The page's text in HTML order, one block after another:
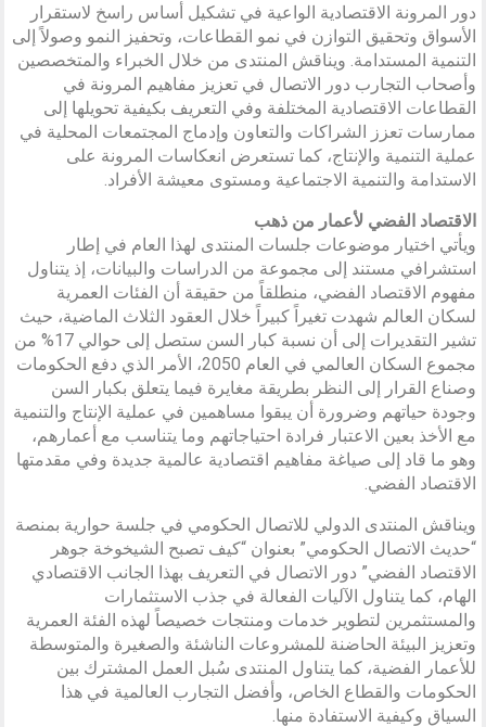
دور المرونة الاقتصادية الواعية في تشكيل أساس راسخ لاستقرار
الأسواق وتحقيق التوازن في نمو القطاعات، وتحفيز النمو وصولاً إلى
التنمية المستدامة. ويناقش المنتدى من خلال الخبراء والمتخصصين
وأصحاب التجارب دور الاتصال في تعزيز مفاهيم المرونة في
القطاعات الاقتصادية المختلفة وفي التعريف بكيفية تحويلها إلى
ممارسات تعزز الشراكات والتعاون وإدماج المجتمعات المحلية في
عملية التنمية والإنتاج، كما تستعرض انعكاسات المرونة على
الاستدامة والتنمية الاجتماعية ومستوى معيشة الأفراد.
الاقتصاد الفضي لأعمار من ذهب
ويأتي اختيار موضوعات جلسات المنتدى لهذا العام في إطار
استشرافي مستند إلى مجموعة من الدراسات والبيانات، إذ يتناول
مفهوم الاقتصاد الفضي، منطلقاً من حقيقة أن الفئات العمرية
لسكان العالم شهدت تغيراً كبيراً خلال العقود الثلاث الماضية، حيث
تشير التقديرات إلى أن نسبة كبار السن ستصل إلى حوالي 17% من
مجموع السكان العالمي في العام 2050، الأمر الذي دفع الحكومات
وصناع القرار إلى النظر بطريقة مغايرة فيما يتعلق بكبار السن
وجودة حياتهم وضرورة أن يبقوا مساهمين في عملية الإنتاج والتنمية
مع الأخذ بعين الاعتبار فرادة احتياجاتهم وما يتناسب مع أعمارهم،
وهو ما قاد إلى صياغة مفاهيم اقتصادية عالمية جديدة وفي مقدمتها
الاقتصاد الفضي.
ويناقش المنتدى الدولي للاتصال الحكومي في جلسة حوارية بمنصة
“حديث الاتصال الحكومي” بعنوان “كيف تصبح الشيخوخة جوهر
الاقتصاد الفضي” دور الاتصال في التعريف بهذا الجانب الاقتصادي
الهام، كما يتناول الآليات الفعالة في جذب الاستثمارات
والمستثمرين لتطوير خدمات ومنتجات خصيصاً لهذه الفئة العمرية
وتعزيز البيئة الحاضنة للمشروعات الناشئة والصغيرة والمتوسطة
للأعمار الفضية، كما يتناول المنتدى سُبل العمل المشترك بين
الحكومات والقطاع الخاص، وأفضل التجارب العالمية في هذا
السياق وكيفية الاستفادة منها.